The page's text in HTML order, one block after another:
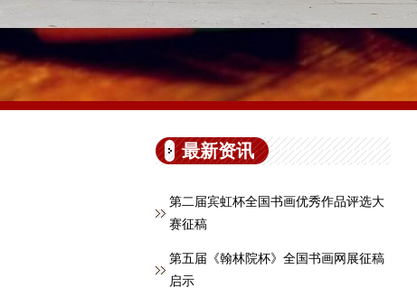
最新资讯
第二届宾虹杯全国书画优秀作品评选大
赛征稿
第五届《翰林院杯》全国书画网展征稿
启示